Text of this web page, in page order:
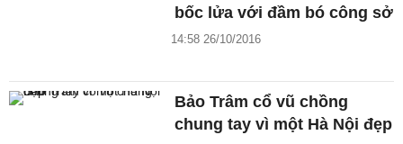
bốc lửa với đầm bó công sở
14:58 26/10/2016
Bảo Trâm cổ vũ chồng
chung tay vì một Hà Nội đẹp